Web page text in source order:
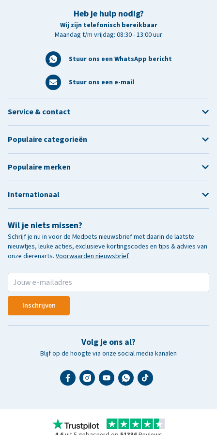
Heb je hulp nodig?
Wij zijn telefonisch bereikbaar
Maandag t/m vrijdag: 08:30 - 13:00 uur
Stuur ons een WhatsApp bericht
Stuur ons een e-mail
Wil je niets missen?
Schrijf je nu in voor de Medpets nieuwsbrief met daarin de laatste
nieuwtjes, leuke acties, exclusieve kortingscodes en tips & advies van
onze dierenarts. Voorwaarden nieuwsbrief
Inschrijven
Volg je ons al?
Blijf op de hoogte via onze social media kanalen
Service & contact
Populaire categorieën
Populaire merken
Internationaal